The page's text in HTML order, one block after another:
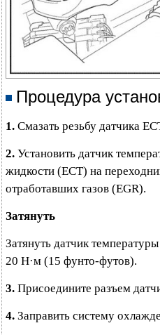
Процедура
1. Смазать резьбу датчика
2. Установить датчик
жидкости (ECT) на
отработавших газов (EGR).
Затянуть
Затянуть датчик
20 Н·м (15 фунто-футов).
3. Присоедините разъем
4. Заправить систему